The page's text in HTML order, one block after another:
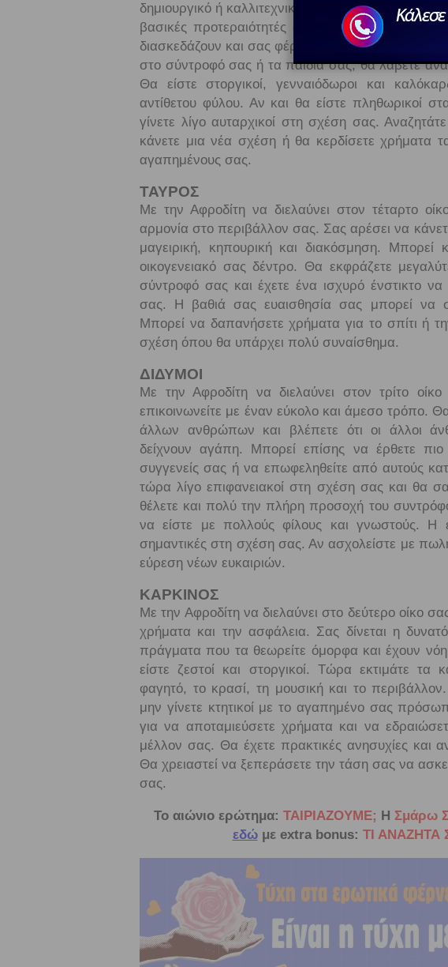
δημιουργικό ή καλλιτεχνικό τρόπο. Ο
βασικές προτεραιότητές σας. Τα χόμπι, η
διασκεδάζουν και σας φέρνουν ικανοποίηση.
στο σύντροφό σας ή τα παιδιά σας, θα λάβετε
Θα είστε στοργικοί, γενναιόδωροι και
αντίθετου φύλου. Αν και θα είστε πληθωρικοί
γίνετε λίγο αυταρχικοί στη σχέση σας.
κάνετε μια νέα σχέση ή θα κερδίσετε χρήματα
αγαπημένους σας.
ΤΑΥΡΟΣ
Με την Αφροδίτη να διελαύνει στον τέταρτο
αρμονία στο περιβάλλον σας. Σας αρέσει να
μαγειρική, κηπουρική και διακόσμηση. Μπορεί
οικογενειακό σας δέντρο. Θα εκφράζετε
σύντροφό σας και έχετε ένα ισχυρό ένστικτο
σας. Η βαθιά σας ευαισθησία σας μπορεί να
Μπορεί να δαπανήσετε χρήματα για το σπίτι ή
σχέση όπου θα υπάρχει πολύ συναίσθημα.
ΔΙΔΥΜΟΙ
Με την Αφροδίτη να διελαύνει στον τρίτο
επικοινωνείτε με έναν εύκολο και άμεσο τρόπο.
άλλων ανθρώπων και βλέπετε ότι οι άλλοι
δείχνουν αγάπη. Μπορεί επίσης να έρθετε
συγγενείς σας ή να επωφεληθείτε από αυτούς
τώρα λίγο επιφανειακοί στη σχέση σας και θα
θέλετε και πολύ την πλήρη προσοχή του
να είστε με πολλούς φίλους και γνωστούς. Η
σημαντικές στη σχέση σας. Αν ασχολείστε με
εύρεση νέων ευκαιριών.
ΚΑΡΚΙΝΟΣ
Με την Αφροδίτη να διελαύνει στο δεύτερο οίκο
χρήματα και την ασφάλεια. Σας δίνεται η
πράγματα που τα θεωρείτε όμορφα και έχουν
είστε ζεστοί και στοργικοί. Τώρα εκτιμάτε
φαγητό, το κρασί, τη μουσική και το
μην γίνετε κτητικοί με το αγαπημένο σας
για να αποταμιεύσετε χρήματα και να
μέλλον σας. Θα έχετε πρακτικές ανησυχίες και
Θα χρειαστεί να ξεπεράσετε την τάση σας να
σας.
Το αιώνιο ερώτημα: ΤΑΙΡΙΑΖΟΥΜΕ; Η Σμάρω
εδώμε extra bonus: ΤΙ ΑΝΑΖΗΤΑ